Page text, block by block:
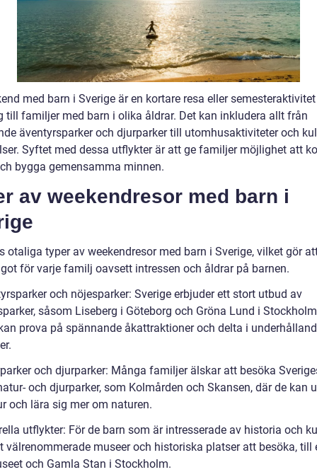
med barn i Sverige är en kortare resa eller
till familjer med barn i olika åldrar. Det kan inkludera allt från
äventyrsparker och djurparker till utomhusaktiviteter och
Syftet med dessa utflykter är att ge familjer möjlighet att
bygga gemensamma minnen.
av weekendresor med barn i
otaliga typer av weekendresor med barn i Sverige, vilket gör
för varje familj oavsett intressen och åldrar på barnen.
och nöjesparker: Sverige erbjuder ett stort utbud av
såsom Liseberg i Göteborg och Gröna Lund i
prova på spännande åkattraktioner och delta i
och djurparker: Många familjer älskar att besöka
och djurparker, som Kolmården och Skansen, där de kan
och lära sig mer om naturen.
utflykter: För de barn som är intresserade av historia och
välrenommerade museer och historiska platser att besöka, till
och Gamla Stan i Stockholm.